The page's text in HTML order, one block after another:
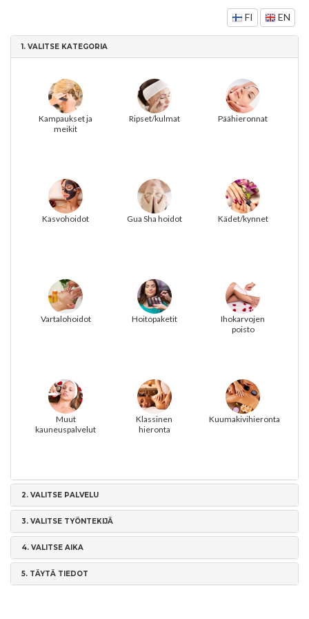
FI EN
1. VALITSE KATEGORIA
Kampaukset ja
meikit
Ripset/kulmat Päähieronnat
Kasvohoidot Gua Sha hoidot Kädet/kynnet
Vartalohoidot Hoitopaketit
Ihokarvojen
poisto
Muut
kauneuspalvelut
Klassinen
hieronta
Kuumakivihieronta
2. VALITSE PALVELU
3. VALITSE TYÖNTEKIJÄ
4. VALITSE AIKA
5. TÄYTÄ TIEDOT